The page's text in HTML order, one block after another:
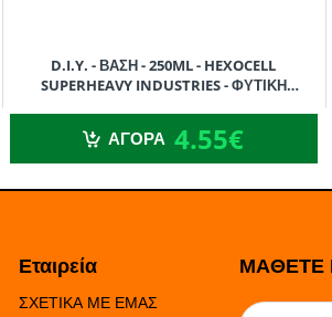
D.I.Y. - ΒΑΣΗ - 250ML - HEXOCELL
SUPERHEAVY INDUSTRIES - ΦΥΤΙΚΗ
4.55€
ΑΓΟΡΑ 4.55€
Εταιρεία
ΣΧΕΤΙΚΑ ΜΕ ΕΜΑΣ
ΜΑΘΕΤΕ